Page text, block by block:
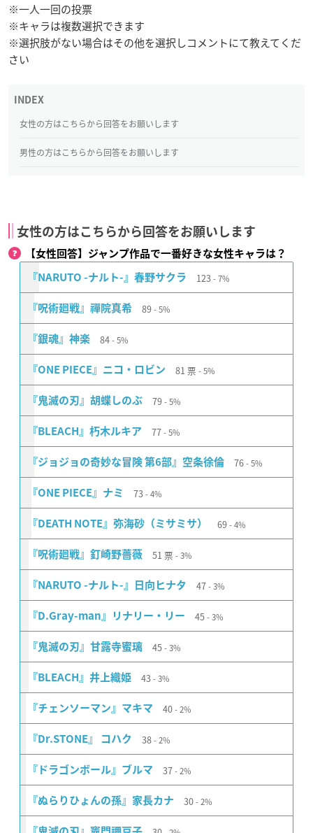
※一人一回の投票
※キャラは複数選択できます
※選択肢がない場合はその他を選択しコメントにて教えてくだ
さい
女性の方はこちらから回答をお願いします
男性の方はこちらから回答をお願いします
女性の方はこちらから回答をお願いします
【女性回答】ジャンプ作品で一番好きな女性キャラは？
『NARUTO -ナルト-』春野サクラ 123 7%
『呪術廻戦』禪院真希 89 5%
『銀魂』神楽 84 5%
『ONE PIECE』ニコ・ロビン 81 票 5%
『鬼滅の刃』胡蝶しのぶ 79 5%
『BLEACH』朽木ルキア 77 5%
『ジョジョの奇妙な冒険 第6部』空条徐倫 76 5%
『ONE PIECE』ナミ 73 4%
『DEATH NOTE』弥海砂（ミサミサ） 69 4%
『呪術廻戦』釘崎野薔薇 51 票 3%
『NARUTO -ナルト-』日向ヒナタ 47 3%
『D.Gray-man』リナリー・リー 45 3%
『鬼滅の刃』甘露寺蜜璃 45 3%
『BLEACH』井上織姫 43 3%
『チェンソーマン』マキマ 40 2%
『Dr.STONE』 コハク 38 2%
『ドラゴンボール』ブルマ 37 2%
『ぬらりひょんの孫』家長カナ 30 2%